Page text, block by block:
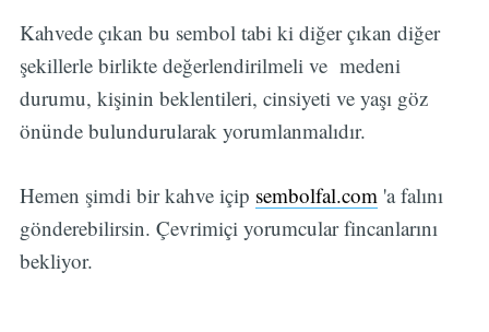
Kahvede çıkan bu sembol tabi ki diğer çıkan diğer
şekillerle birlikte değerlendirilmeli ve medeni
durumu, kişinin beklentileri, cinsiyeti ve yaşı göz
önünde bulundurularak yorumlanmalıdır.
Hemen şimdi bir kahve içip sembolfal.com 'a falını
gönderebilirsin. Çevrimiçi yorumcular fincanlarını
bekliyor.